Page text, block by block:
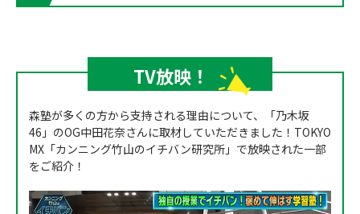
TV放映！
森塾が多くの方から支持される理由について、「乃木坂
46」のOG中田花奈さんに取材していただきました！TOKYO
MX「カンニング竹山のイチバン研究所」で放映された一部
をご紹介！